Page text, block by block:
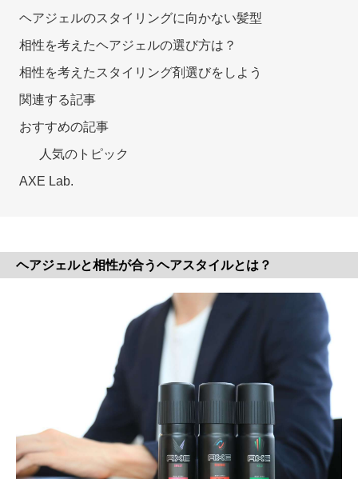
ヘアジェルのスタイリングに向かない髪型
相性を考えたヘアジェルの選び方は？
相性を考えたスタイリング剤選びをしよう
関連する記事
おすすめの記事
人気のトピック
AXE Lab.
ヘアジェルと相性が合うヘアスタイルとは？